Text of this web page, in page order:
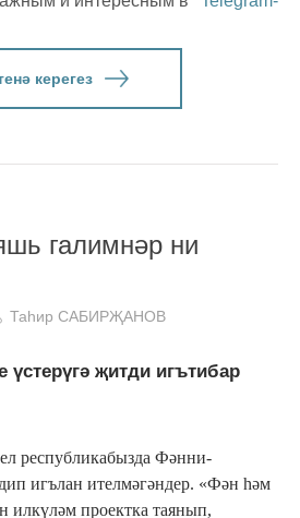
керегез
галимнәр ни
Таһир САБИРҖАНОВ
үстерүгә җитди игътибар
республикабызда Фәнни-
игълан ителмәгәндер. «Фән һәм
илкүләм проектка таянып,